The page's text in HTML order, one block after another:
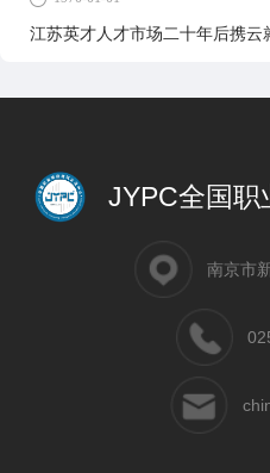
江苏英才人才市场二十年后携云
JYPC全国职
南京市